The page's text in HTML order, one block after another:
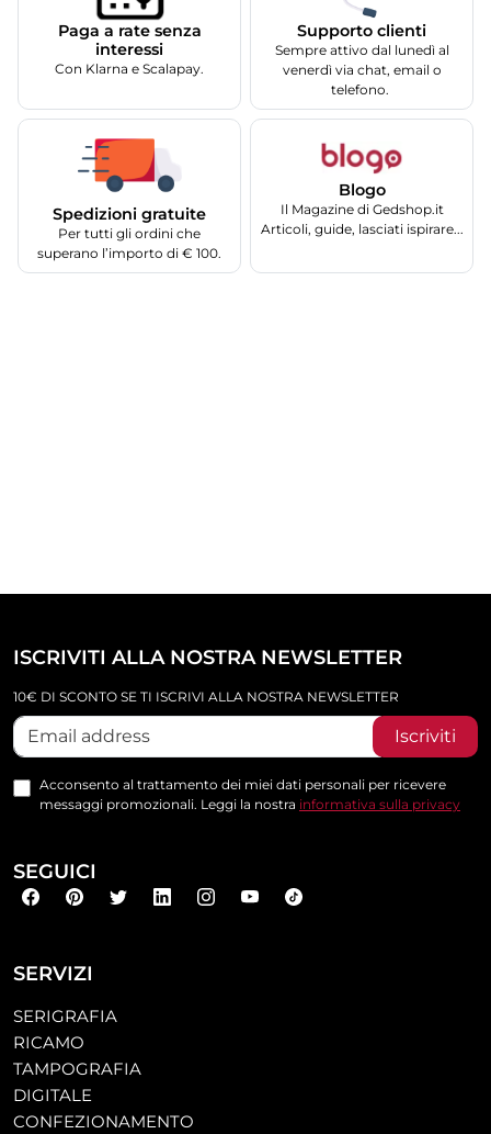
Paga a rate senza
interessi
Con Klarna e Scalapay.
Supporto clienti
Sempre attivo dal lunedì al
venerdì via chat, email o
telefono.
Spedizioni gratuite
Per tutti gli ordini che
superano l’importo di € 100.
Blogo
Il Magazine di Gedshop.it
Articoli, guide, lasciati ispirare...
SERVIZI
SERIGRAFIA
RICAMO
TAMPOGRAFIA
DIGITALE
CONFEZIONAMENTO
ISCRIVITI ALLA NOSTRA NEWSLETTER
10€ DI SCONTO SE TI ISCRIVI ALLA NOSTRA NEWSLETTER
Iscriviti
Acconsento al trattamento dei miei dati personali per ricevere
messaggi promozionali. Leggi la nostra informativa sulla privacy
SEGUICI